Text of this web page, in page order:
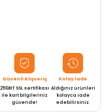
Güvenli Alışveriş
256BIT SSL sertifikası
ile kart bilgileriniz
güvende!
Kolay İade
Aldığınız ürünleri
kolayca iade
edebilirsiniz.